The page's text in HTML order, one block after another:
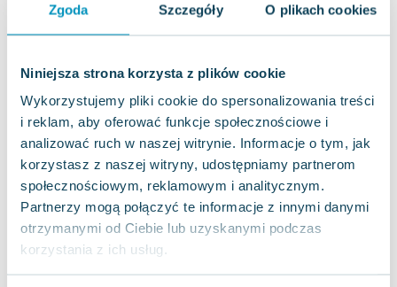
Zgoda Szczegóły O plikach cookies
Niniejsza strona korzysta z plików cookie
Wykorzystujemy pliki cookie do spersonalizowania treści
i reklam, aby oferować funkcje społecznościowe i
analizować ruch w naszej witrynie. Informacje o tym, jak
korzystasz z naszej witryny, udostępniamy partnerom
społecznościowym, reklamowym i analitycznym.
Partnerzy mogą połączyć te informacje z innymi danymi
otrzymanymi od Ciebie lub uzyskanymi podczas
korzystania z ich usług.
Możesz sięgnąć po tę książkę, aby ro...
Nowa
43.56zł nowa
46.90złtaniej o3.34zł
Do koszyka